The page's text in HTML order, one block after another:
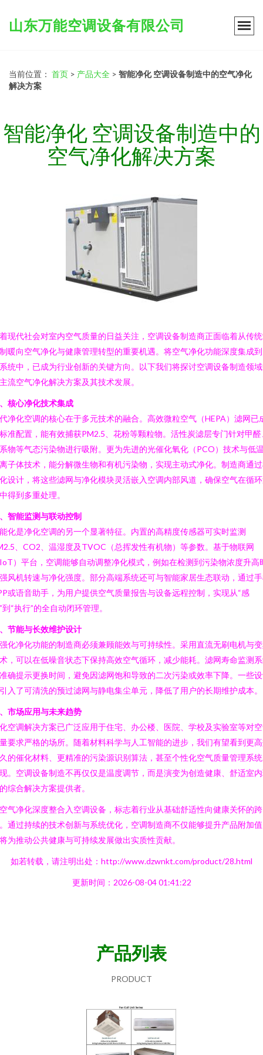
山东万能空调设备有限公司
当前位置： 首页 > 产品大全 > 智能净化 空调设备制造中的空气净化
解决方案
智能净化 空调设备制造中的
空气净化解决方案
现代社会对室内空气质量的日益关注，空调设备制造商正面临着从传
暖向空气净化与健康管理转型的重要机遇。将空气净化功能深度集成
统中，已成为行业创新的关键方向。以下我们将探讨空调设备制造领
流空气净化解决方案及其技术发展。
核心净化技术集成
净化空调的核心在于多元技术的融合。高效微粒空气（HEPA）滤网已
准配置，能有效捕获PM2.5、花粉等颗粒物。活性炭滤层专门针对甲醛
物等气态污染物进行吸附。更为先进的光催化氧化（PCO）技术与低
子体技术，能分解微生物和有机污染物，实现主动式净化。制造商通
设计，将这些滤网与净化模块灵活嵌入空调内部风道，确保空气在循
得到多重处理。
智能监测与联动控制
化是净化空调的另一个显著特征。内置的高精度传感器可实时监测
、CO2、温湿度及TVOC（总挥发性有机物）等参数。基于物联网
）平台，空调能够自动调整净化模式，例如在检测到污染物浓度升高
风机转速与净化强度。部分高端系统还可与智能家居生态联动，通过
或语音助手，为用户提供空气质量报告与设备远程控制，实现从“感
到“执行”的全自动闭环管理。
节能与长效维护设计
化净化功能的制造商必须兼顾能效与可持续性。采用直流无刷电机与
，可以在低噪音状态下保持高效空气循环，减少能耗。滤网寿命监测
确提示更换时间，避免因滤网饱和导致的二次污染或效率下降。一些
入了可清洗的预过滤网与静电集尘单元，降低了用户的长期维护成本。
市场应用与未来趋势
空调解决方案已广泛应用于住宅、办公楼、医院、学校及实验室等对
要求严格的场所。随着材料科学与人工智能的进步，我们有望看到更
的催化材料、更精准的污染源识别算法，甚至个性化空气质量管理系
。空调设备制造不再仅仅是温度调节，而是演变为创造健康、舒适室
综合解决方案提供者。
气净化深度整合入空调设备，标志着行业从基础舒适性向健康关怀的跨
通过持续的技术创新与系统优化，空调制造商不仅能够提升产品附加
为推动公共健康与可持续发展做出实质性贡献。
如若转载，请注明出处：http://www.dzwnkt.com/product/28.html
更新时间：2026-08-04 01:41:22
产品列表
PRODUCT